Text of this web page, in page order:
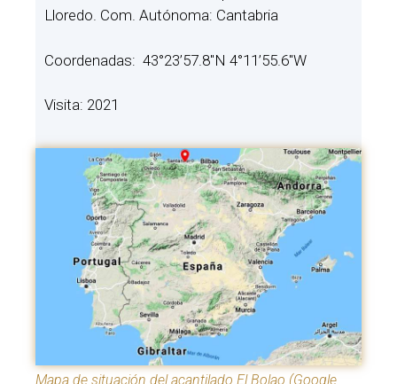
Lloredo. Com. Autónoma: Cantabria
Coordenadas: 43°23’57.8″N 4°11’55.6″W
Visita: 2021
Mapa de situación del acantilado El Bolao (Google